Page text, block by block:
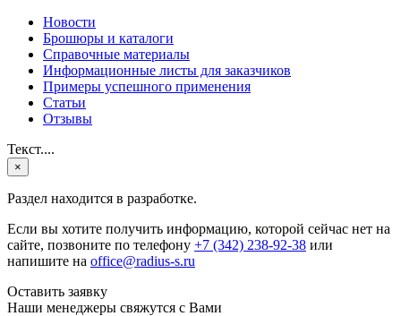
Новости
Брошюры и каталоги
Справочные материалы
Информационные листы для заказчиков
Примеры успешного применения
Статьи
Отзывы
Текст....
×
Раздел находится в разработке.
Если вы хотите получить информацию, которой сейчас нет на
сайте, позвоните по телефону +7 (342) 238-92-38 или
напишите на office@radius-s.ru
Оставить заявку
Наши менеджеры свяжутся с Вами